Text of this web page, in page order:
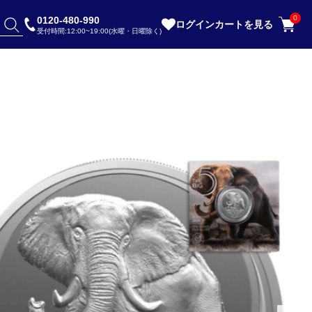
0120-480-990
受付時間:12:00~19:00(水曜・日曜除く)
ログインカートを見る
0